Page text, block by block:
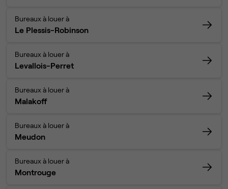
Bureaux à louer à
Le Plessis-Robinson
Bureaux à louer à
Levallois-Perret
Bureaux à louer à
Malakoff
Bureaux à louer à
Meudon
Bureaux à louer à
Montrouge